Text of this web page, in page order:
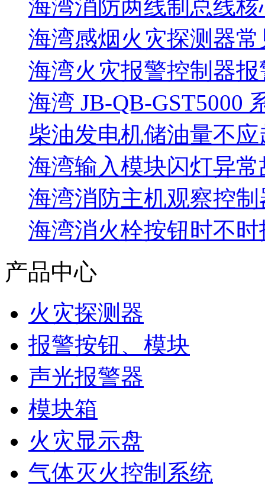
海湾消防两线制总线
海湾感烟火灾探测器
海湾火灾报警控制器报
海湾 JB-QB-GST5000
柴油发电机储油量不应
海湾输入模块闪灯异
海湾消防主机观察控制
海湾消火栓按钮时不
产品中心
火灾探测器
报警按钮、模块
声光报警器
模块箱
火灾显示盘
气体灭火控制系统